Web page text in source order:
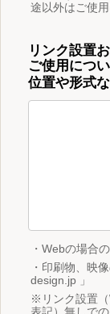
途以外はご使用
リンク設置
ご使用につ
位置や形式
・Webの場合
・印刷物、映
design.jp 」
※リンク設置（